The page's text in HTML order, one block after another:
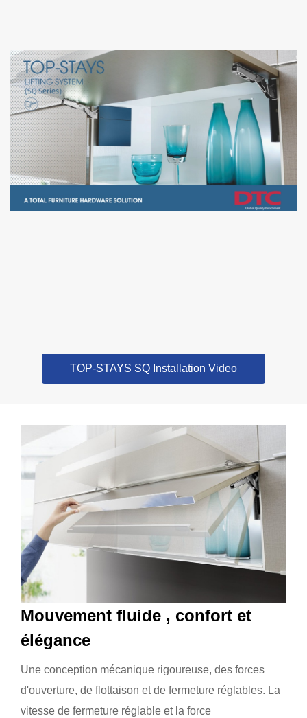
TOP-STAYS SQ Installation Video
Mouvement fluide , confort et
élégance
Une conception mécanique rigoureuse, des forces
d'ouverture, de flottaison et de fermeture réglables. La
vitesse de fermeture réglable et la force